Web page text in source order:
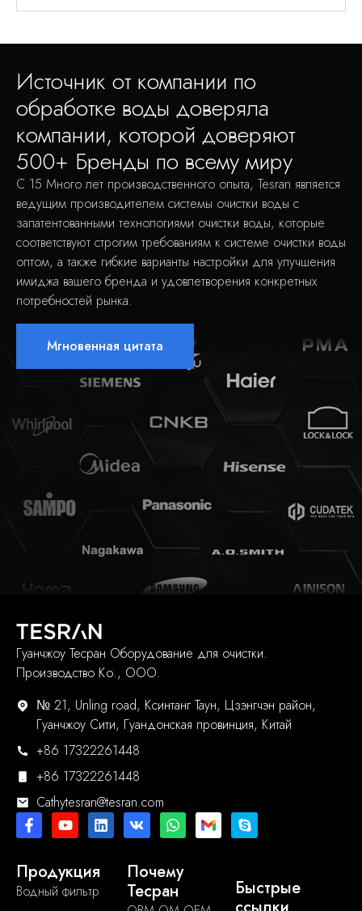
Источник от компании по
обработке воды доверяла
компании, которой доверяют
500+ Бренды по всему миру
С 15 Много лет производственного опыта, Tesran является
ведущим производителем системы очистки воды с
запатентованными технологиями очистки воды, которые
соответствуют строгим требованиям к системе очистки воды
оптом, а также гибкие варианты настройки для улучшения
имиджа вашего бренда и удовлетворения конкретных
потребностей рынка.
Мгновенная цитата
Гуанчжоу Тесран Оборудование для очистки.
Производство Ко., ООО.
№ 21, Unling road, Ксинтанг Таун, Цзэнгчэн район,
Гуанчжоу Сити, Гуандонская провинция, Китай
+86 17322261448
+86 17322261448
Cathytesran@tesran.com
Продукция
Водный фильтр
Почему
Тесран
Быстрые